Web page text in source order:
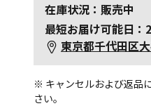
在庫状況：販売中
最短お届け可能日：
東京都千代田区
※ キャンセルおよび返品
さい。